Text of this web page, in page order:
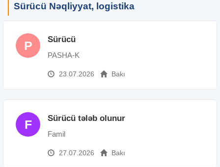
Sürücü Nəqliyyat, logistika
P Sürücü
PASHA-K
23.07.2026 Bakı
F Sürücü tələb olunur
Famil
27.07.2026 Bakı